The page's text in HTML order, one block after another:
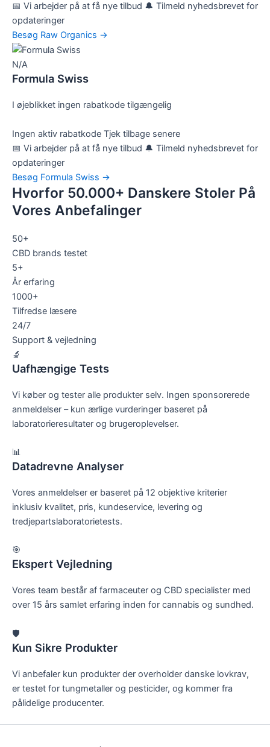
📅 Vi arbejder på at få nye tilbud 🔔 Tilmeld nyhedsbrevet for
opdateringer
Besøg Raw Organics →
N/A
Formula Swiss
I øjeblikket ingen rabatkode tilgængelig
Ingen aktiv rabatkode Tjek tilbage senere
📅 Vi arbejder på at få nye tilbud 🔔 Tilmeld nyhedsbrevet for
opdateringer
Besøg Formula Swiss →
Hvorfor 50.000+ Danskere Stoler På
Vores Anbefalinger
50+
CBD brands testet
5+
År erfaring
1000+
Tilfredse læsere
24/7
Support & vejledning
🔬
Uafhængige Tests
Vi køber og tester alle produkter selv. Ingen sponsorerede
anmeldelser – kun ærlige vurderinger baseret på
laboratorieresultater og brugeroplevelser.
📊
Datadrevne Analyser
Vores anmeldelser er baseret på 12 objektive kriterier
inklusiv kvalitet, pris, kundeservice, levering og
tredjepartslaboratorietests.
🎯
Ekspert Vejledning
Vores team består af farmaceuter og CBD specialister med
over 15 års samlet erfaring inden for cannabis og sundhed.
🛡️
Kun Sikre Produkter
Vi anbefaler kun produkter der overholder danske lovkrav,
er testet for tungmetaller og pesticider, og kommer fra
pålidelige producenter.